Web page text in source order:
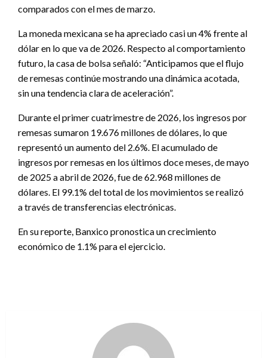
comparados con el mes de marzo.
La moneda mexicana se ha apreciado casi un 4% frente al
dólar en lo que va de 2026. Respecto al comportamiento
futuro, la casa de bolsa señaló: “Anticipamos que el flujo
de remesas continúe mostrando una dinámica acotada,
sin una tendencia clara de aceleración”.
Durante el primer cuatrimestre de 2026, los ingresos por
remesas sumaron 19.676 millones de dólares, lo que
representó un aumento del 2.6%. El acumulado de
ingresos por remesas en los últimos doce meses, de mayo
de 2025 a abril de 2026, fue de 62.968 millones de
dólares. El 99.1% del total de los movimientos se realizó
a través de transferencias electrónicas.
En su reporte, Banxico pronostica un crecimiento
económico de 1.1% para el ejercicio.